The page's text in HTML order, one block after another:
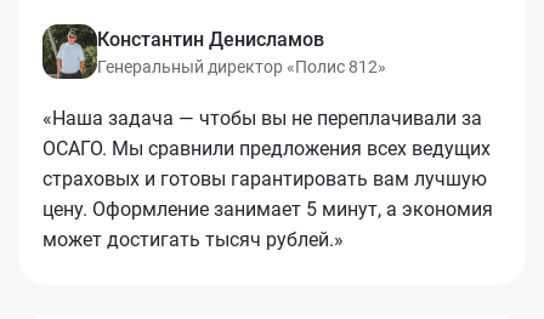
Константин Денисламов
Генеральный директор «Полис 812»
«Наша задача — чтобы вы не переплачивали за
ОСАГО. Мы сравнили предложения всех ведущих
страховых и готовы гарантировать вам лучшую
цену. Оформление занимает 5 минут, а экономия
может достигать тысяч рублей.»